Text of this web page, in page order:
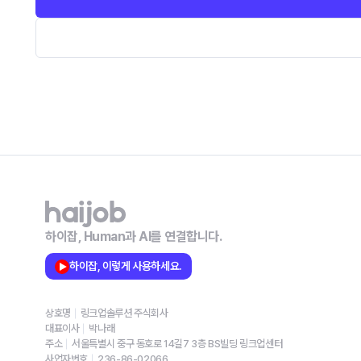
하이잡, Human과 AI를 연결합니다.
하이잡, 이렇게 사용하세요.
상호명
링크업솔루션 주식회사
대표이사
박나래
주소
서울특별시 중구 동호로 14길7 3층 BS빌딩 링크업센터